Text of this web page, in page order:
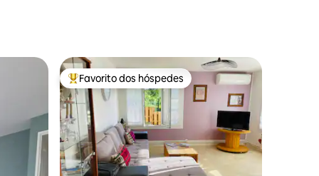
Favoritos dos hóspedes mais apreciados
Favorito dos hóspedes